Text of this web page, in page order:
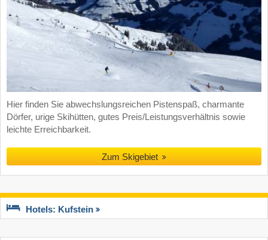
Hier finden Sie abwechslungsreichen Pistenspaß, charmante
Dörfer, urige Skihütten, gutes Preis/Leistungsverhältnis sowie
leichte Erreichbarkeit.
Zum Skigebiet
Hotels: Kufstein